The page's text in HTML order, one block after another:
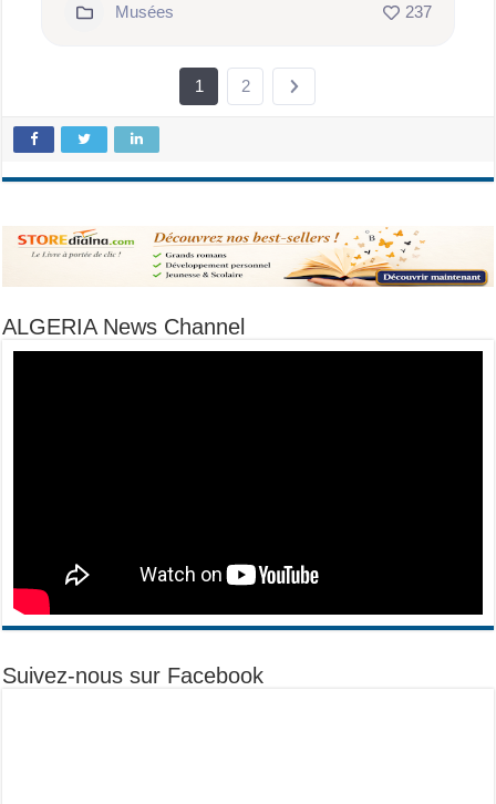
Musées 237
1 2
ALGERIA News Channel
Suivez-nous sur Facebook